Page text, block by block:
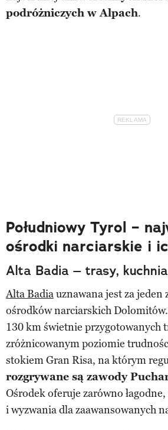
podróżniczych w Alpach.
Południowy Tyrol –
ośrodki narciarskie i
Alta Badia – trasy,
Alta Badiauznawana jest za
ośrodków narciarskich
130 km świetnie przygotowanych
zróżnicowanym poziomie
stokiem Gran Risa, na którym
rozgrywane są zawody
Ośrodek oferuje zarówno
i wyzwania dla zaawansowanych